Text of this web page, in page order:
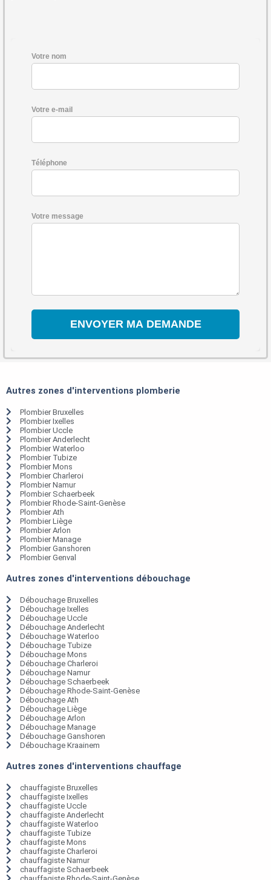
Votre nom
Votre e-mail
Téléphone
Votre message
Autres zones d'interventions plomberie
Plombier Bruxelles
Plombier Ixelles
Plombier Uccle
Plombier Anderlecht
Plombier Waterloo
Plombier Tubize
Plombier Mons
Plombier Charleroi
Plombier Namur
Plombier Schaerbeek
Plombier Rhode-Saint-Genèse
Plombier Ath
Plombier Liège
Plombier Arlon
Plombier Manage
Plombier Ganshoren
Plombier Genval
Autres zones d'interventions débouchage
Débouchage Bruxelles
Débouchage Ixelles
Débouchage Uccle
Débouchage Anderlecht
Débouchage Waterloo
Débouchage Tubize
Débouchage Mons
Débouchage Charleroi
Débouchage Namur
Débouchage Schaerbeek
Débouchage Rhode-Saint-Genèse
Débouchage Ath
Débouchage Liège
Débouchage Arlon
Débouchage Manage
Débouchage Ganshoren
Débouchage Kraainem
Autres zones d'interventions chauffage
chauffagiste Bruxelles
chauffagiste Ixelles
chauffagiste Uccle
chauffagiste Anderlecht
chauffagiste Waterloo
chauffagiste Tubize
chauffagiste Mons
chauffagiste Charleroi
chauffagiste Namur
chauffagiste Schaerbeek